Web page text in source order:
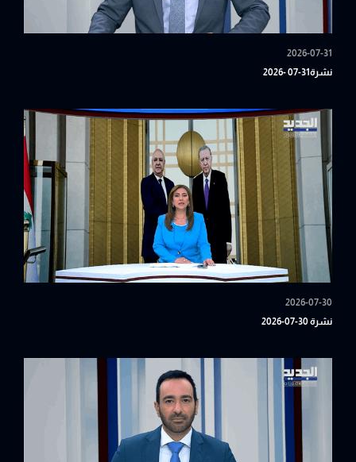
2026-07-31
نشرة31-07 -2026
2026-07-30
نشرة 30-07-2026